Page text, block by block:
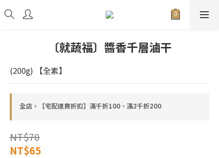
〔就蔬福〕醬香千層滷干
(200g) 【全素】
全店，【宅配運費折扣】滿千折100，滿2千折200
NT$70
NT$65